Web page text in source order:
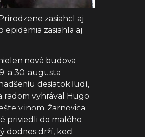
zasiahol aj
zasiahla aj
nová budova
a 30. augusta
desiatok ľudí,
radom vyhrával Hugo
v inom. Žarnovica
priviedli do malého
dodnes drží, keď